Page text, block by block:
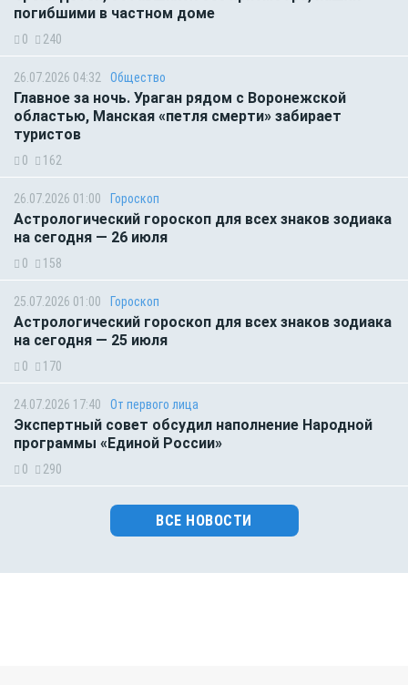
погибшими в частном доме
0 240
26.07.2026 04:32 Общество
Главное за ночь. Ураган рядом с Воронежской
областью, Манская «петля смерти» забирает
туристов
0 162
26.07.2026 01:00 Гороскоп
Астрологический гороскоп для всех знаков зодиака
на сегодня — 26 июля
0 158
25.07.2026 01:00 Гороскоп
Астрологический гороскоп для всех знаков зодиака
на сегодня — 25 июля
0 170
24.07.2026 17:40 От первого лица
Экспертный совет обсудил наполнение Народной
программы «Единой России»
0 290
ВСЕ НОВОСТИ